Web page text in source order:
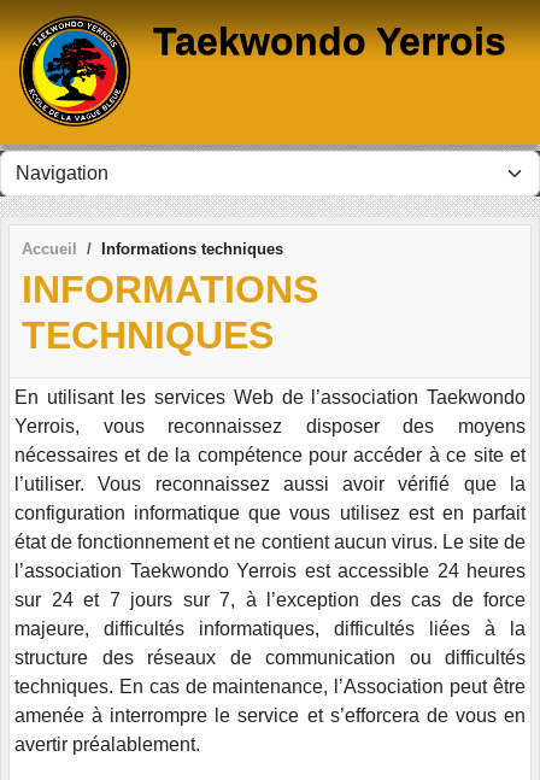
Taekwondo Yerrois
Accueil Informations techniques
INFORMATIONS
TECHNIQUES
En utilisant les services Web de l’association Taekwondo
Yerrois, vous reconnaissez disposer des moyens
nécessaires et de la compétence pour accéder à ce site et
l’utiliser. Vous reconnaissez aussi avoir vérifié que la
configuration informatique que vous utilisez est en parfait
état de fonctionnement et ne contient aucun virus. Le site de
l’association Taekwondo Yerrois est accessible 24 heures
sur 24 et 7 jours sur 7, à l’exception des cas de force
majeure, difficultés informatiques, difficultés liées à la
structure des réseaux de communication ou difficultés
techniques. En cas de maintenance, l’Association peut être
amenée à interrompre le service et s’efforcera de vous en
avertir préalablement.
Panneau de gestion des cookies